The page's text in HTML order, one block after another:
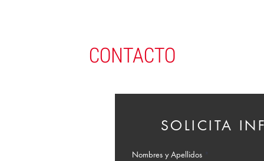
CONTACTO
SOLICITA
Nombres y Apellidos